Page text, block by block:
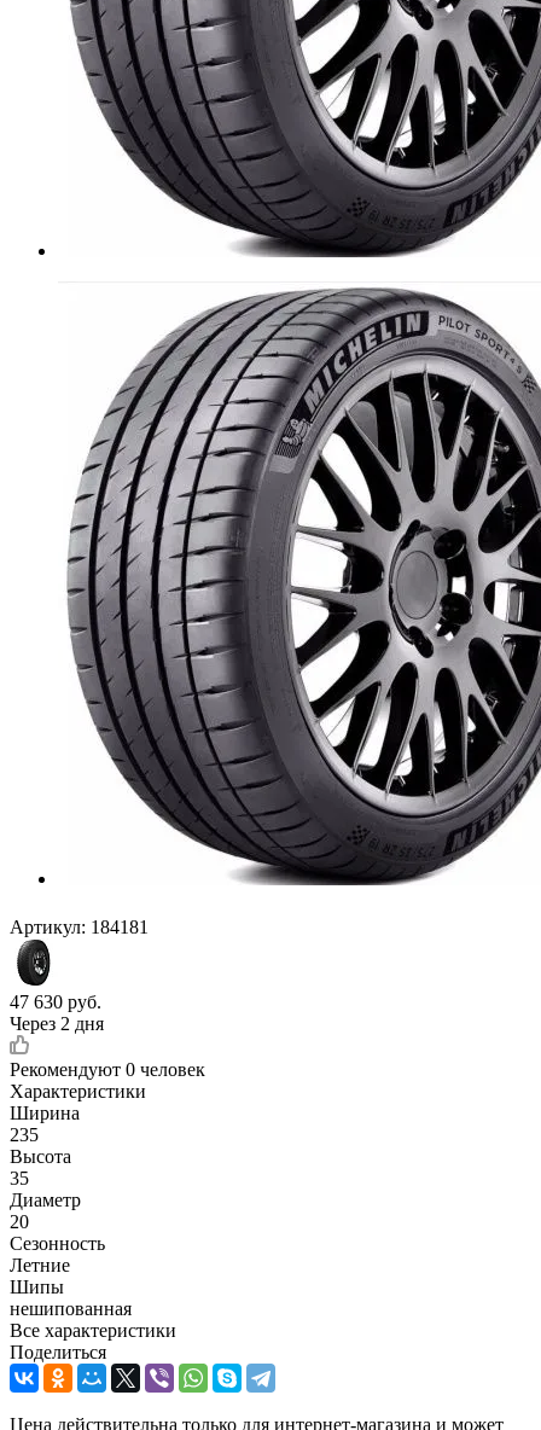
Артикул: 184181
47 630 руб.
Через 2 дня
Рекомендуют 0 человек
Характеристики
Ширина
235
Высота
35
Диаметр
20
Сезонность
Летние
Шипы
нешипованная
Все характеристики
Поделиться
Цена действительна только для интернет-магазина и может